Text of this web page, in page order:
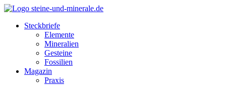
Steckbriefe
Elemente
Mineralien
Gesteine
Fossilien
Magazin
Praxis